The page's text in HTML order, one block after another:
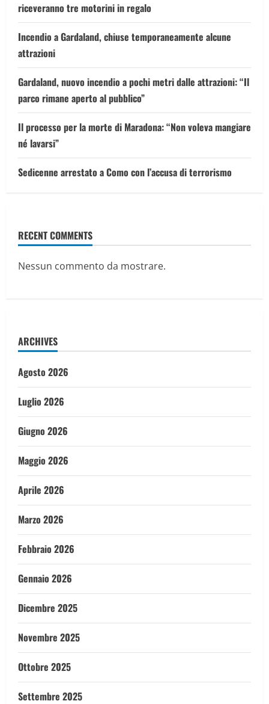
riceveranno tre motorini in regalo
Incendio a Gardaland, chiuse temporaneamente alcune
attrazioni
Gardaland, nuovo incendio a pochi metri dalle attrazioni: “Il
parco rimane aperto al pubblico”
Il processo per la morte di Maradona: “Non voleva mangiare
né lavarsi”
Sedicenne arrestato a Como con l’accusa di terrorismo
RECENT COMMENTS
Nessun commento da mostrare.
ARCHIVES
Agosto 2026
Luglio 2026
Giugno 2026
Maggio 2026
Aprile 2026
Marzo 2026
Febbraio 2026
Gennaio 2026
Dicembre 2025
Novembre 2025
Ottobre 2025
Settembre 2025